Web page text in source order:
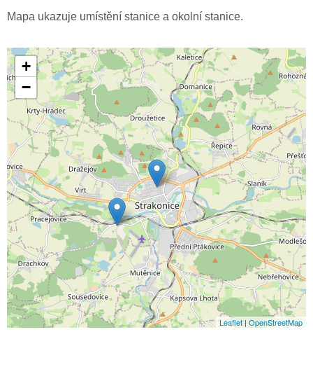
Mapa ukazuje umístění stanice a okolní stanice.
+
−
Leaflet |OpenStreetMap